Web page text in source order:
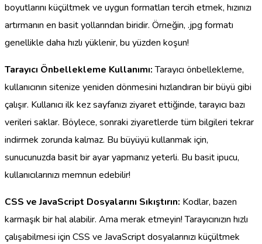
boyutlarını küçültmek ve uygun formatları tercih etmek, hızınızı
artırmanın en basit yollarından biridir. Örneğin, .jpg formatı
genellikle daha hızlı yüklenir, bu yüzden koşun!
Tarayıcı Önbellekleme Kullanımı:Tarayıcı önbellekleme,
kullanıcının sitenize yeniden dönmesini hızlandıran bir büyü gibi
çalışır. Kullanıcı ilk kez sayfanızı ziyaret ettiğinde, tarayıcı bazı
verileri saklar. Böylece, sonraki ziyaretlerde tüm bilgileri tekrar
indirmek zorunda kalmaz. Bu büyüyü kullanmak için,
sunucunuzda basit bir ayar yapmanız yeterli. Bu basit ipucu,
kullanıcılarınızı memnun edebilir!
CSS ve JavaScript Dosyalarını Sıkıştırın: Kodlar, bazen
karmaşık bir hal alabilir. Ama merak etmeyin! Tarayıcınızın hızlı
çalışabilmesi için CSS ve JavaScript dosyalarınızı küçültmek